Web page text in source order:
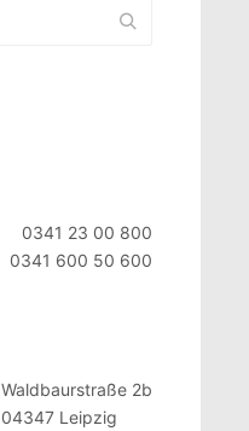
0341 23 00 800
0341 600 50 600
Waldbaurstraße 2b
04347 Leipzig